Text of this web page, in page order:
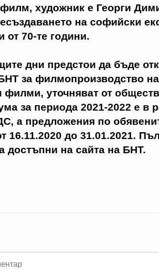
художник е Георги
на софийски
от 70-те години.
дни предстои да бъде
за филмопроизводство
филми, уточняват от
за периода 2021-2022 е в
а предложения по
16.11.2020 до 31.01.2021.
достъпни на сайта на БНТ.